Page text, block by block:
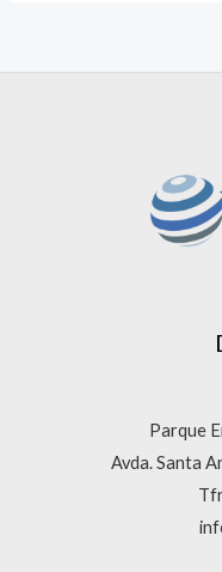
Parque
Avda. Santa